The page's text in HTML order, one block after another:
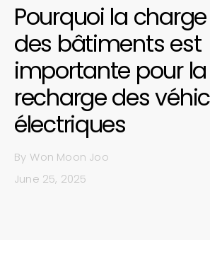
Pourquoi la
des bâtiments est
importante pour la
recharge des
électriques
By Won Moon Joo
June 25, 2025